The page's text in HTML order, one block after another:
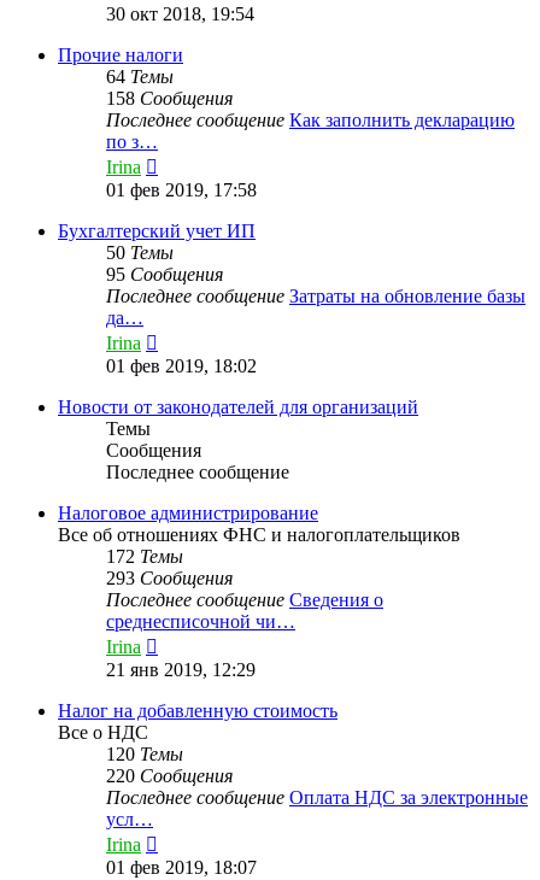
к
сообщению
30 окт 2018, 19:54
Прочие налоги
64 Темы
158 Сообщения
Последнее сообщение Как заполнить декларацию
по з…
Irina
к
сообщению
01 фев 2019, 17:58
Бухгалтерский учет ИП
50 Темы
95 Сообщения
Последнее сообщение Затраты на обновление базы
да…
Irina
к
сообщению
01 фев 2019, 18:02
Новости от законодателей для организаций
Темы
Сообщения
Последнее сообщение
Налоговое администрирование
Все об отношениях ФНС и налогоплательщиков
172 Темы
293 Сообщения
Последнее сообщение Сведения о
среднесписочной чи…
Irina
к
сообщению
21 янв 2019, 12:29
Налог на добавленную стоимость
Все о НДС
120 Темы
220 Сообщения
Последнее сообщение Оплата НДС за электронные
усл…
Irina
к
01 фев 2019, 18:07